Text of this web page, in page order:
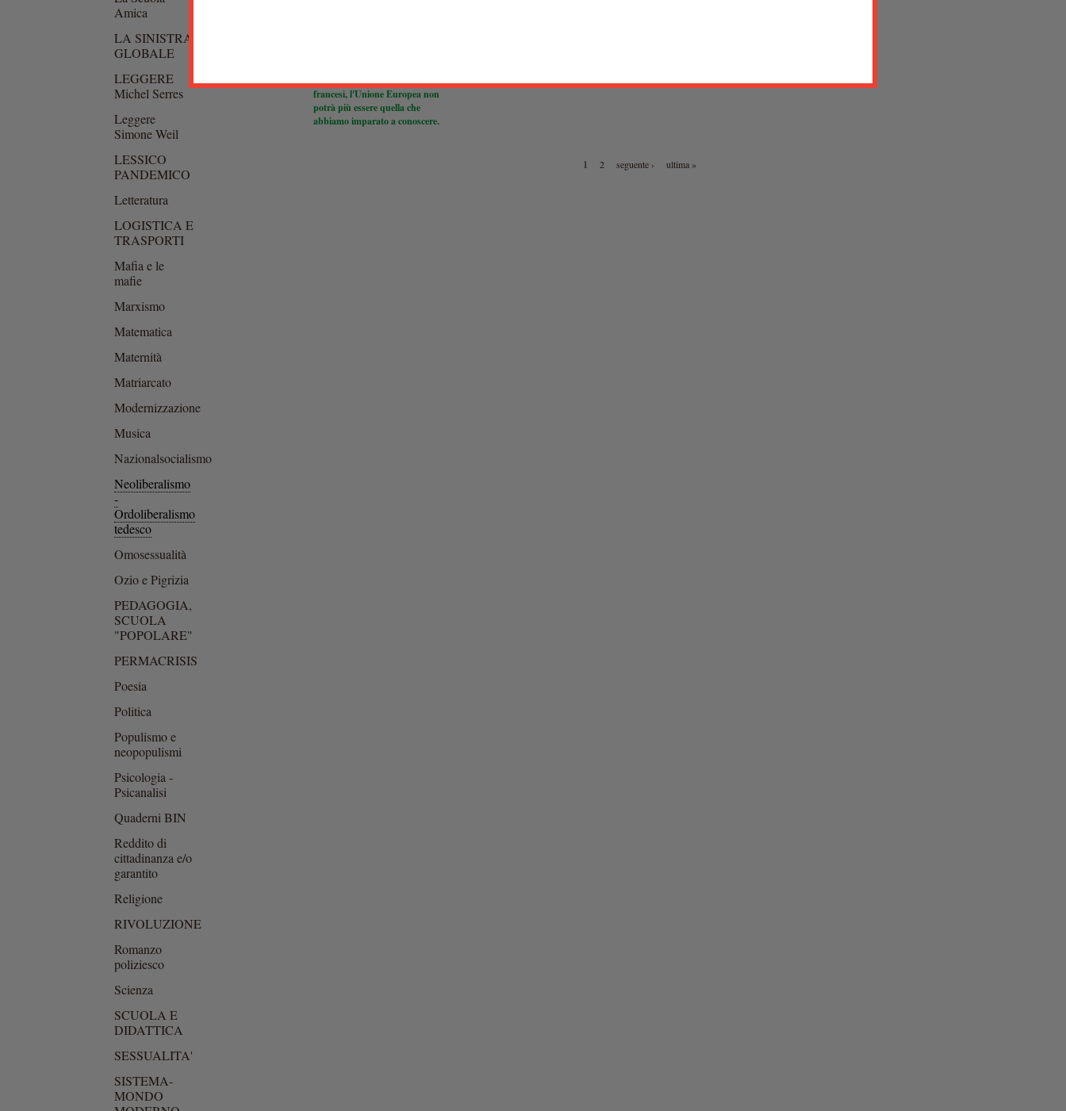
Comunque andranno le elezioni
francesi, l'Unione Europea non
potrà più essere quella che
abbiamo imparato a conoscere.
1 2 seguente › ultima »
Amica
LA SINISTRA
GLOBALE
LEGGERE
Michel Serres
Leggere
Simone Weil
LESSICO
PANDEMICO
Letteratura
LOGISTICA E
TRASPORTI
Mafia e le
mafie
Marxismo
Matematica
Maternità
Matriarcato
Modernizzazione
Musica
Nazionalsocialismo
Neoliberalismo
-
Ordoliberalismo
tedesco
Omosessualità
Ozio e Pigrizia
PEDAGOGIA,
SCUOLA
"POPOLARE"
PERMACRISIS
Poesia
Politica
Populismo e
neopopulismi
Psicologia -
Psicanalisi
Quaderni BIN
Reddito di
cittadinanza e/o
garantito
Religione
RIVOLUZIONE
Romanzo
poliziesco
Scienza
SCUOLA E
DIDATTICA
SESSUALITA'
SISTEMA-
MONDO